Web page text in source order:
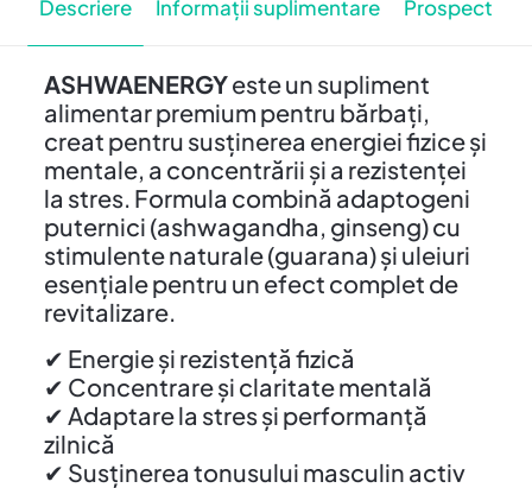
Descriere Informații suplimentare Prospect
ASHWAENERGYeste un supliment
alimentar premium pentru bărbați,
creat pentru susținerea energiei fizice și
mentale, a concentrării și a rezistenței
la stres. Formula combină adaptogeni
puternici (ashwagandha, ginseng) cu
stimulente naturale (guarana) și uleiuri
esențiale pentru un efect complet de
revitalizare.
✔ Energie și rezistență fizică
✔ Concentrare și claritate mentală
✔ Adaptare la stres și performanță
zilnică
✔ Susținerea tonusului masculin activ